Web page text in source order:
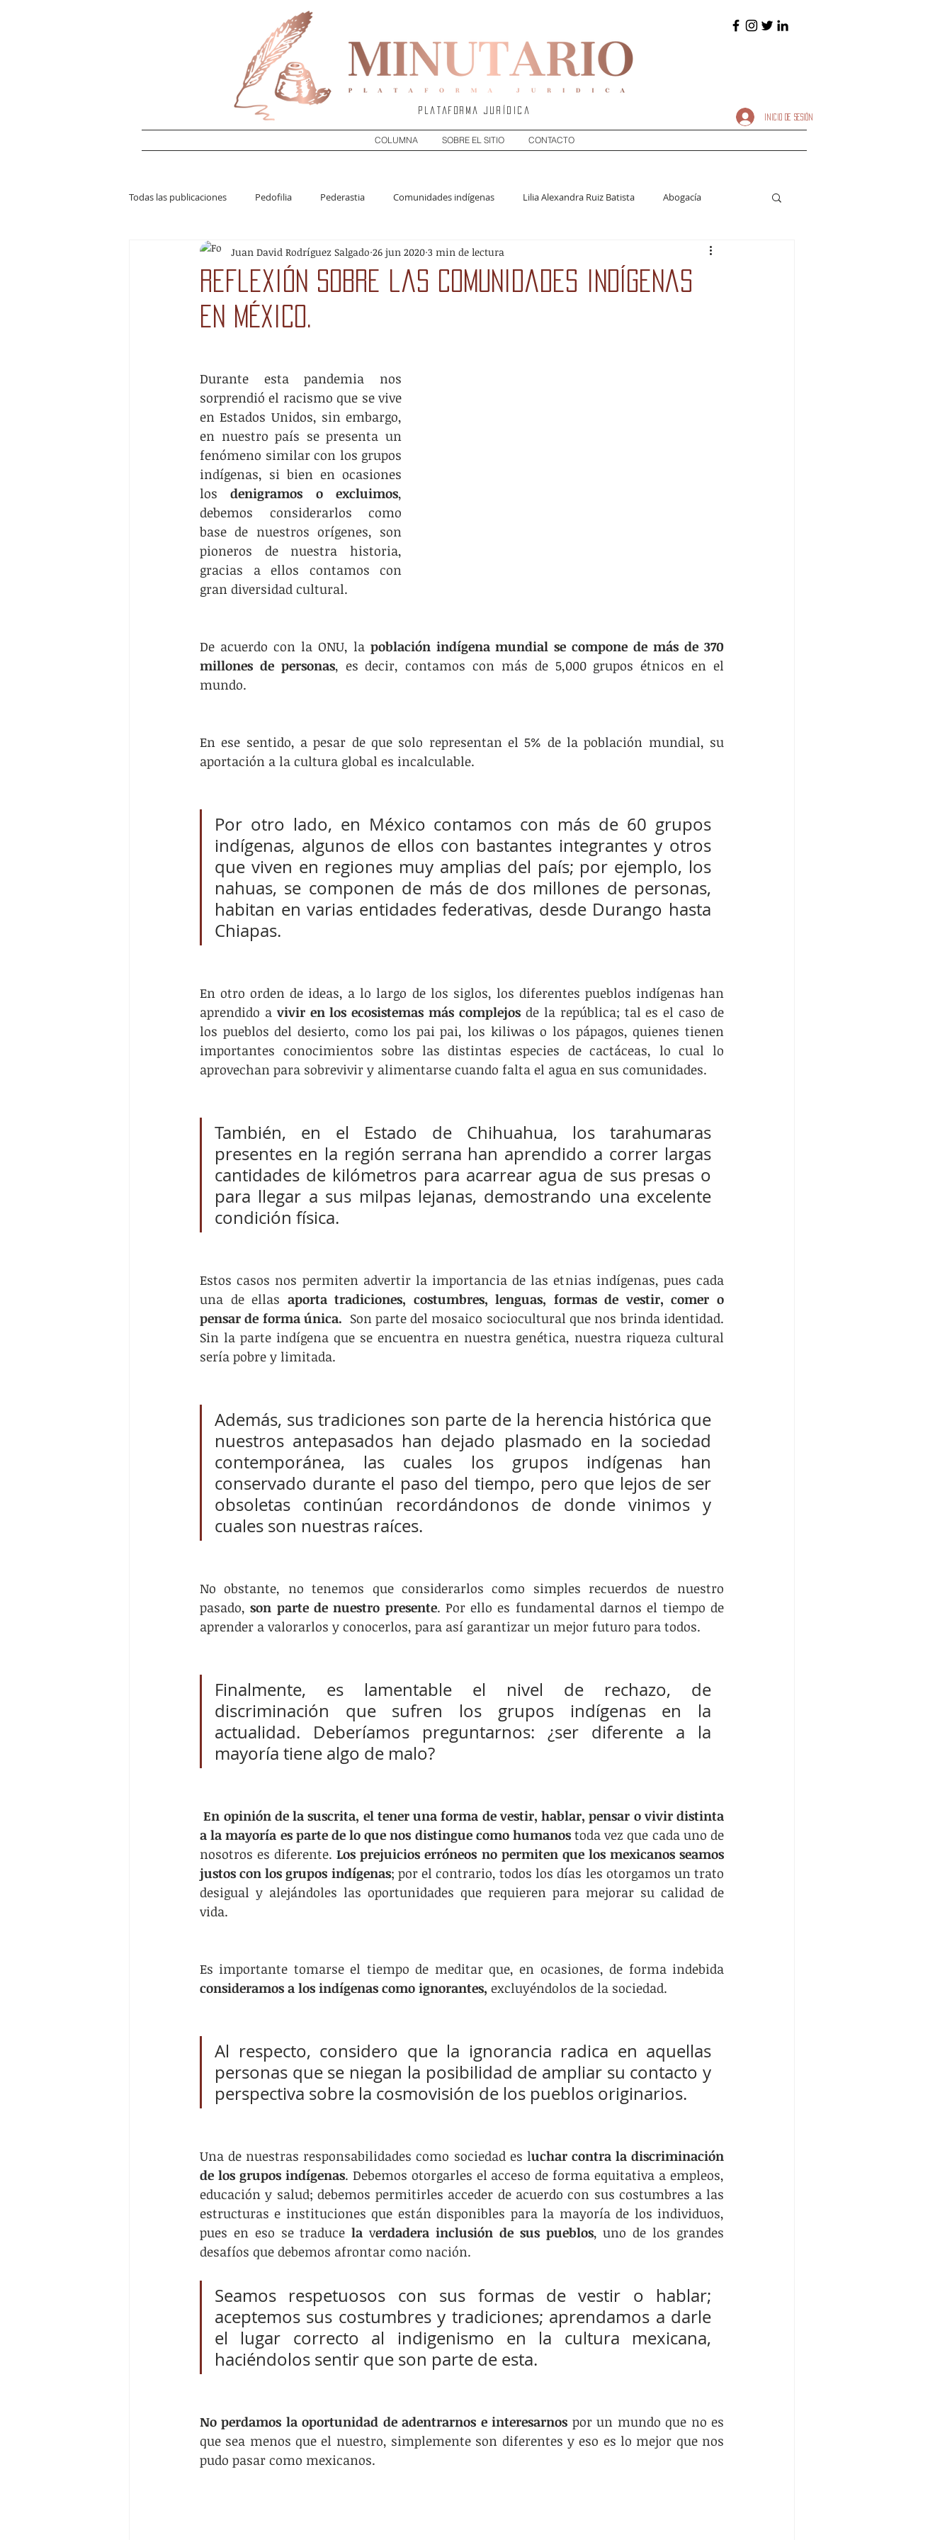
Plataforma jurídica
COLUMNA SOBRE EL SITIO CONTACTO
INICIO DE SESIÓN
Todas las publicaciones Pedofilia Pederastia Comunidades indígenas Lilia Alexandra Ruiz Batista Abogacía
Juan David Rodríguez Salgado Columna Peculado Corrupción
Derecho penal Política criminal
reflexión sobre las comunidades indígenas
en México.
Juan David Rodríguez Salgado 26 jun 2020 3 min de lectura
Durante esta pandemia nos
sorprendió el racismo que se vive
en Estados Unidos, sin embargo,
en nuestro país se presenta un
fenómeno similar con los grupos
indígenas, si bien en ocasiones
los denigramos o excluimos,
debemos considerarlos como
base de nuestros orígenes, son
pioneros de nuestra historia,
gracias a ellos contamos con
gran diversidad cultural.
De acuerdo con la ONU, la población indígena mundial se compone de más de 370
millones de personas, es decir, contamos con más de 5,000 grupos étnicos en el
mundo.
En ese sentido, a pesar de que solo representan el 5% de la población mundial, su
aportación a la cultura global es incalculable.
Por otro lado, en México contamos con más de 60 grupos
indígenas, algunos de ellos con bastantes integrantes y otros
que viven en regiones muy amplias del país; por ejemplo, los
nahuas, se componen de más de dos millones de personas,
habitan en varias entidades federativas, desde Durango hasta
Chiapas.
En otro orden de ideas, a lo largo de los siglos, los diferentes pueblos indígenas han
aprendido a vivir en los ecosistemas más complejos de la república; tal es el caso de
los pueblos del desierto, como los pai pai, los kiliwas o los pápagos, quienes tienen
importantes conocimientos sobre las distintas especies de cactáceas, lo cual lo
aprovechan para sobrevivir y alimentarse cuando falta el agua en sus comunidades.
También, en el Estado de Chihuahua, los tarahumaras
presentes en la región serrana han aprendido a correr largas
cantidades de kilómetros para acarrear agua de sus presas o
para llegar a sus milpas lejanas, demostrando una excelente
condición física.
Estos casos nos permiten advertir la importancia de las etnias indígenas, pues cada
una de ellas aporta tradiciones, costumbres, lenguas, formas de vestir, comer o
pensar de forma única.
  Son parte del mosaico sociocultural que nos brinda identidad.
Sin la parte indígena que se encuentra en nuestra genética, nuestra riqueza cultural
sería pobre y limitada.
Además, sus tradiciones son parte de la herencia histórica que
nuestros antepasados han dejado plasmado en la sociedad
contemporánea, las cuales los grupos indígenas han
conservado durante el paso del tiempo, pero que lejos de ser
obsoletas continúan recordándonos de donde vinimos y
cuales son nuestras raíces.
No obstante, no tenemos que considerarlos como simples recuerdos de nuestro
pasado, son parte de nuestro presente. Por ello es fundamental darnos el tiempo de
aprender a valorarlos y conocerlos, para así garantizar un mejor futuro para todos.
Finalmente, es lamentable el nivel de rechazo, de
discriminación que sufren los grupos indígenas en la
actualidad. Deberíamos preguntarnos: ¿ser diferente a la
mayoría tiene algo de malo?
En opinión de la suscrita, el tener una forma de vestir, hablar, pensar o vivir distinta
a la mayoría es parte de lo que nos distingue como humanos toda vez que cada uno de
nosotros es diferente. Los prejuicios erróneos no permiten que los mexicanos seamos
justos con los grupos indígenas; por el contrario, todos los días les otorgamos un trato
desigual y alejándoles las oportunidades que requieren para mejorar su calidad de
vida.
consideramos a los indígenas como ignorantes, excluyéndolos de la sociedad.
Al respecto, considero que la ignorancia radica en aquellas
personas que se niegan la posibilidad de ampliar su contacto y
perspectiva sobre la cosmovisión de los pueblos originarios.
Una de nuestras responsabilidades como sociedad es luchar contra la discriminación
de los grupos indígenas. Debemos otorgarles el acceso de forma equitativa a empleos,
educación y salud; debemos permitirles acceder de acuerdo con sus costumbres a las
estructuras e instituciones que están disponibles para la mayoría de los individuos,
pues en eso se traduce la verdadera inclusión de sus pueblos, uno de los grandes
desafíos que debemos afrontar como nación.
Seamos respetuosos con sus formas de vestir o hablar;
aceptemos sus costumbres y tradiciones; aprendamos a darle
el lugar correcto al indigenismo en la cultura mexicana,
haciéndolos sentir que son parte de esta.
No perdamos la oportunidad de adentrarnos e interesarnos por un mundo que no es
que sea menos que el nuestro, simplemente son diferentes y eso es lo mejor que nos
pudo pasar como mexicanos.